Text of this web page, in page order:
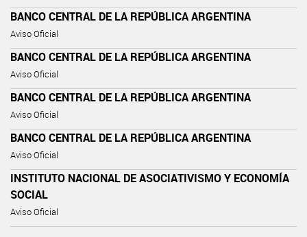
BANCO CENTRAL DE LA REPÚBLICA ARGENTINA
Aviso Oficial
BANCO CENTRAL DE LA REPÚBLICA ARGENTINA
Aviso Oficial
BANCO CENTRAL DE LA REPÚBLICA ARGENTINA
Aviso Oficial
BANCO CENTRAL DE LA REPÚBLICA ARGENTINA
Aviso Oficial
INSTITUTO NACIONAL DE ASOCIATIVISMO Y ECONOMÍA
SOCIAL
Aviso Oficial